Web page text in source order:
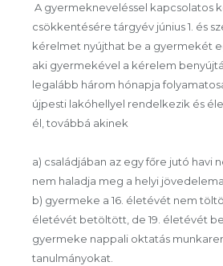
A gyermekneveléssel kapcsolatos
csökkentésére tárgyév június 1. és
kérelmet nyújthat be a gyermekét
aki gyermekével a kérelem
legalább három hónapja
újpesti lakóhellyel rendelkezik és
él, továbbá akinek
a) családjában az egy főre jutó havi
nem haladja meg a helyi
b) gyermeke a 16. életévét nem
életévét betöltött, de 19. életévét
gyermeke nappali oktatás
tanulmányokat.